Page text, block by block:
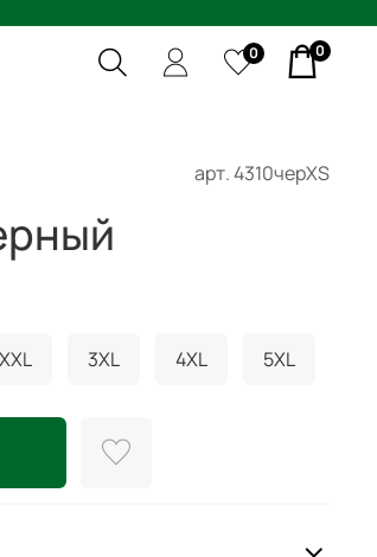
0 0
арт.4310черXS
XXL 3XL 4XL 5XL